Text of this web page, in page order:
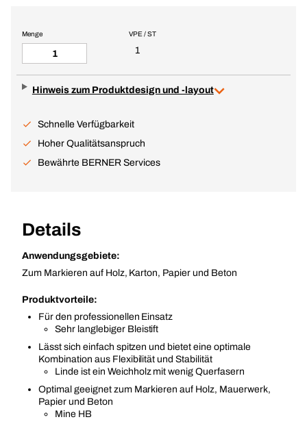
VPE / ST
1
Menge
Hinweis zum Produktdesign und -layout
Schnelle Verfügbarkeit
Hoher Qualitätsanspruch
Bewährte BERNER Services
Details
Anwendungsgebiete:
Zum Markieren auf Holz, Karton, Papier und Beton
Produktvorteile:
Für den professionellen Einsatz
Sehr langlebiger Bleistift
Lässt sich einfach spitzen und bietet eine optimale
Kombination aus Flexibilität und Stabilität
Linde ist ein Weichholz mit wenig Querfasern
Optimal geeignet zum Markieren auf Holz, Mauerwerk,
Papier und Beton
Mine HB